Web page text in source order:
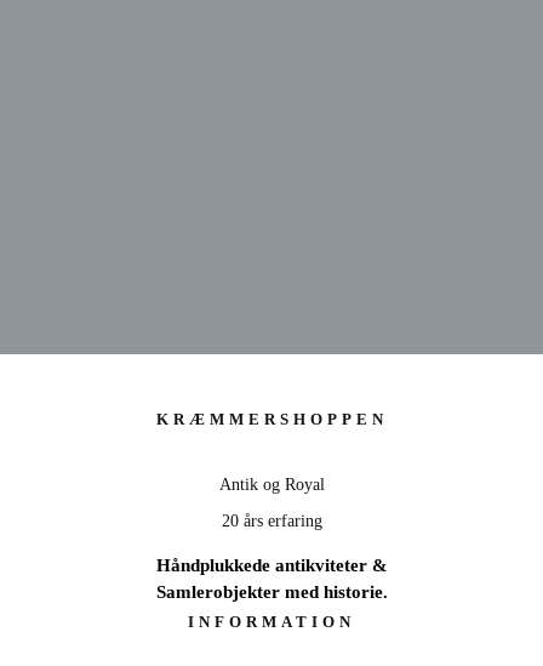
SE UDVALG
KRÆMMERSHOPPEN
Antik og Royal
20 års erfaring
Håndplukkede antikviteter &
Samlerobjekter med historie.
INFORMATION